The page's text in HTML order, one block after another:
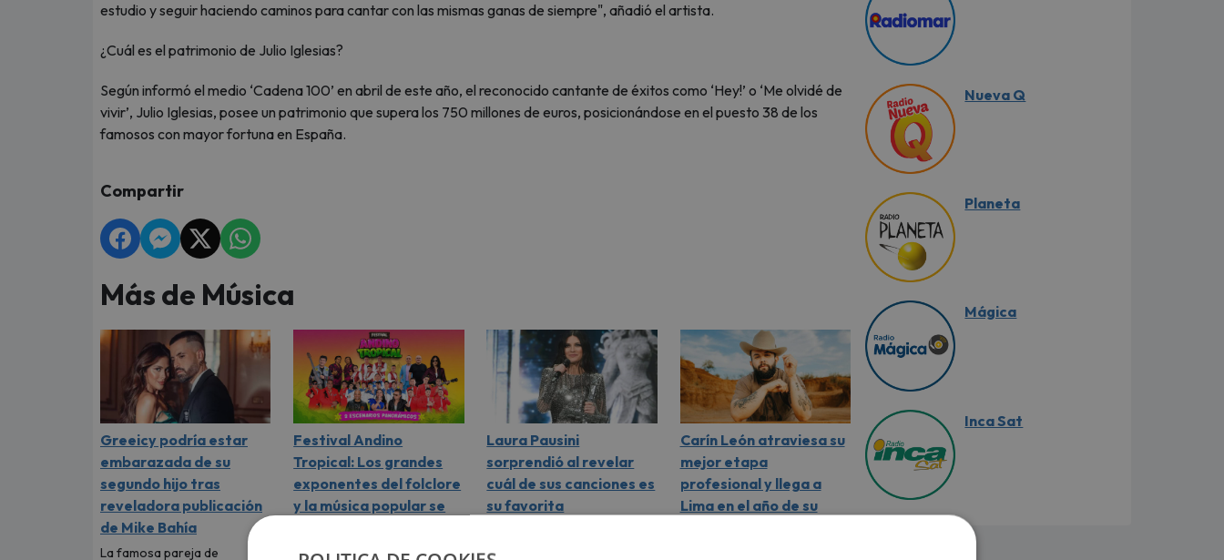
estudio y seguir haciendo caminos para cantar con las mismas ganas de siempre", añadió el artista.
¿Cuál es el patrimonio de Julio Iglesias?
Según informó el medio ‘Cadena 100’ en abril de este año, el reconocido cantante de éxitos como ‘Hey!’ o ‘Me olvidé de
vivir’, Julio Iglesias, posee un patrimonio que supera los 750 millones de euros, posicionándose en el puesto 38 de los
famosos con mayor fortuna en España.
Compartir
Más de Música
Greeicy podría estar
embarazada de su
segundo hijo tras
reveladora publicación
de Mike Bahía
La famosa pareja de
Festival Andino
Tropical: Los grandes
exponentes del folclore
y la música popular se
espectáculo sin
Laura Pausini
sorprendió al revelar
cuál de sus canciones es
su favorita
cuál de todos sus éxitos
Carín León atraviesa su
mejor etapa
profesional y llega a
Lima en el año de su
Nueva Q
Planeta
Mágica
Inca Sat